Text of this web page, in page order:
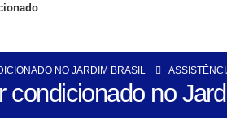
NO JARDIM BRASIL
no